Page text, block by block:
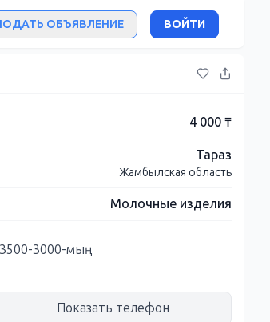
ОБЪЯВЛЕНИЕ ВОЙТИ
4 000 ₸
Тараз
Жамбылская область
Молочные изделия
3000-мың
Показать телефон